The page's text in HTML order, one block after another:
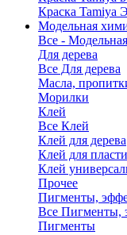
Краска Tamiya
Модельная
Все -
Для дерева
Все Для дерева
Масла,
Морилки
Клей
Все Клей
Клей для дерева
Клей для
Клей
Прочее
Пигменты,
Все Пигменты,
Пигменты